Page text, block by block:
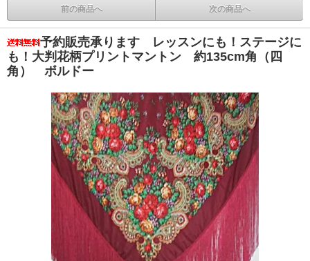
前の商品へ 次の商品へ
予約販売承ります レッスンにも！ステージに
も！大判花柄プリントマントン 約135cm角（四
角） ボルドー